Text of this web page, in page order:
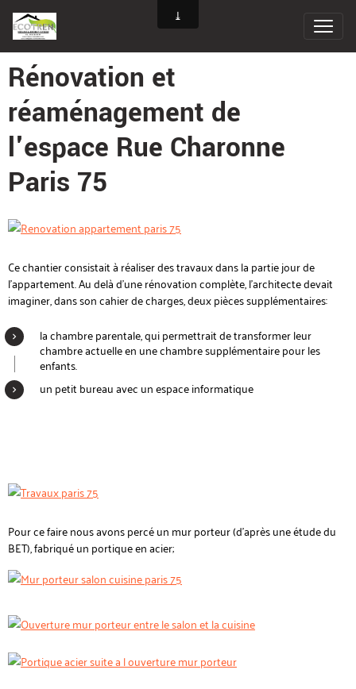
Rénovation et
réaménagement de
l'espace Rue Charonne
Paris 75
Ce chantier consistait à réaliser des travaux dans la partie jour de
l'appartement. Au delà d'une rénovation complète, l'architecte devait
imaginer, dans son cahier de charges, deux pièces supplémentaires:
la chambre parentale, qui permettrait de transformer leur
chambre actuelle en une chambre supplémentaire pour les
enfants.
un petit bureau avec un espace informatique
Pour ce faire nous avons percé un mur porteur (d'après une étude du
BET), fabriqué un portique en acier;